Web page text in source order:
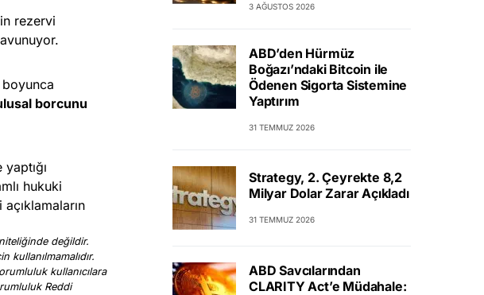
rezervi
boyunca
borcunu
hukuki
değildir.
kullanılmamalıdır.
kullanıcılara
Reddi
3 AĞUSTOS 2026
ABD’den Hürmüz
Boğazı’ndaki Bitcoin ile
Ödenen Sigorta Sistemine
Yaptırım
31 TEMMUZ 2026
Strategy, 2. Çeyrekte 8,2
Milyar Dolar Zarar Açıkladı
31 TEMMUZ 2026
ABD Savcılarından
CLARITY Act’e Müdahale: